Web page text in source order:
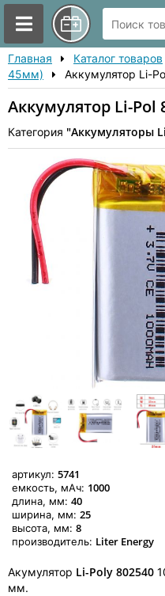
Главная Каталог товаров
45мм)
Аккумулятор Li-
Аккумулятор Li-Pol
Категория "Аккумуляторы
артикул: 5741
емкость, мАч: 1000
длина, мм: 40
ширина, мм: 25
высота, мм: 8
производитель: Liter Energy
Акумулятор Li-Poly 802540
мм.